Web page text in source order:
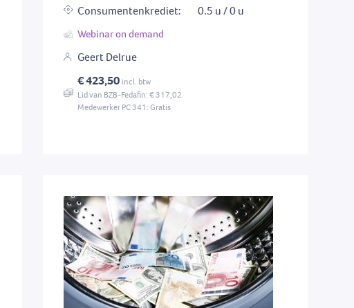
Consumentenkrediet:
0.5 u / 0 u
Webinar on demand
Geert Delrue
€ 423,50 incl. btw
Lid van BZB-Fedafin: € 317,02
Medewerker PC 341: Gratis